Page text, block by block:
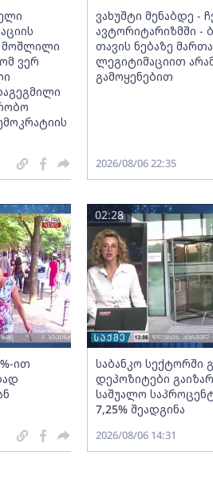
მოშლილი
ვერ
ვახუშტი მენაბდე -
ავტორიტარიზმში -
თავის ნებაზე
ლეგიტიმაციით
გამოყენებით
2026/08/06 22:35
ით
საბანკო სექტორში
დეპოზიტები
საშუალო
7,25% შეადგინა
02:28
2026/08/06 14:31